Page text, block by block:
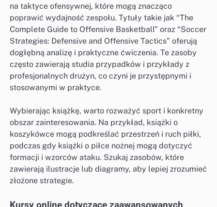
na taktyce ofensywnej, które mogą znacząco
poprawić wydajność zespołu. Tytuły takie jak “The
Complete Guide to Offensive Basketball” oraz “Soccer
Strategies: Defensive and Offensive Tactics” oferują
dogłębną analizę i praktyczne ćwiczenia. Te zasoby
często zawierają studia przypadków i przykłady z
profesjonalnych drużyn, co czyni je przystępnymi i
stosowanymi w praktyce.
Wybierając książkę, warto rozważyć sport i konkretny
obszar zainteresowania. Na przykład, książki o
koszykówce mogą podkreślać przestrzeń i ruch piłki,
podczas gdy książki o piłce nożnej mogą dotyczyć
formacji i wzorców ataku. Szukaj zasobów, które
zawierają ilustracje lub diagramy, aby lepiej zrozumieć
złożone strategie.